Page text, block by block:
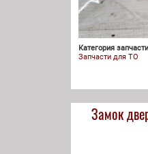
Категория
Запчасти для ТО
Замок